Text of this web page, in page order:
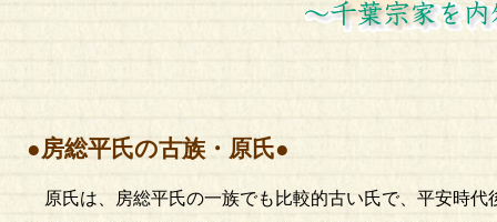
●房総平氏の古族・原氏●
原氏は、房総平氏の一族でも比較的古い氏で、平安時代